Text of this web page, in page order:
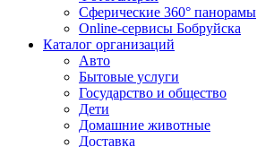
Сферические 360° панорамы
Online-сервисы Бобруйска
Каталог организаций
Авто
Бытовые услуги
Государство и общество
Дети
Домашние животные
Доставка